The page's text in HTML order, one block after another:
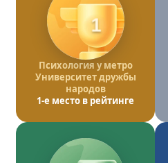
1
Психология у метро
Университет дружбы
народов
1-е место в рейтинге